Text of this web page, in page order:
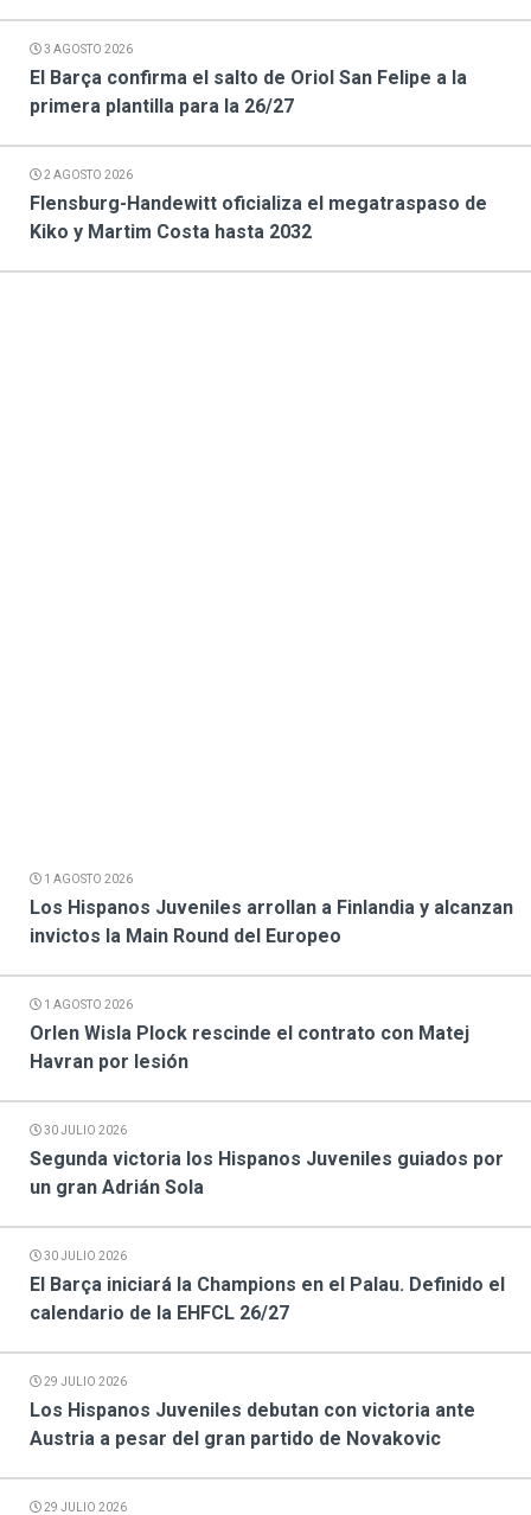
3 AGOSTO 2026
El Barça confirma el salto de Oriol San Felipe a la
primera plantilla para la 26/27
2 AGOSTO 2026
Flensburg-Handewitt oficializa el megatraspaso de
Kiko y Martim Costa hasta 2032
1 AGOSTO 2026
Los Hispanos Juveniles arrollan a Finlandia y alcanzan
invictos la Main Round del Europeo
1 AGOSTO 2026
Orlen Wisla Plock rescinde el contrato con Matej
Havran por lesión
30 JULIO 2026
Segunda victoria los Hispanos Juveniles guiados por
un gran Adrián Sola
30 JULIO 2026
El Barça iniciará la Champions en el Palau. Definido el
calendario de la EHFCL 26/27
29 JULIO 2026
Los Hispanos Juveniles debutan con victoria ante
Austria a pesar del gran partido de Novakovic
29 JULIO 2026